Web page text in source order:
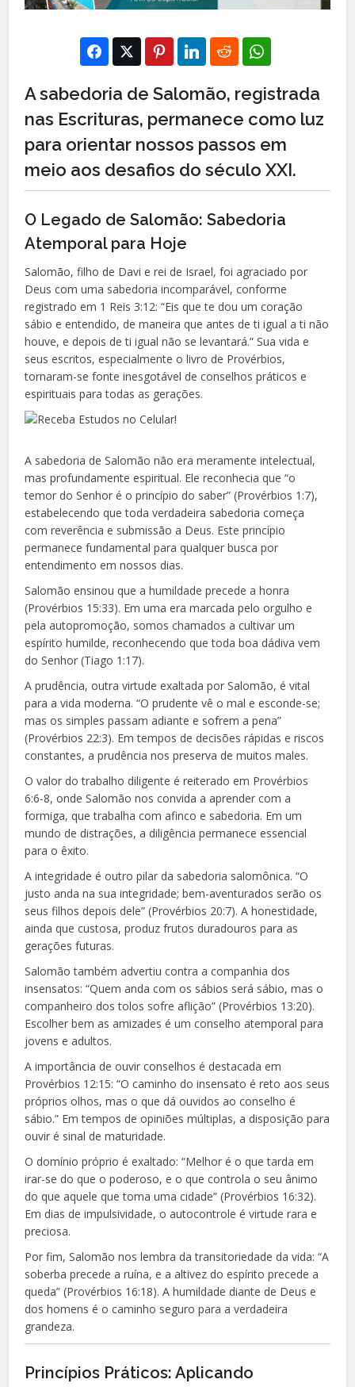
A sabedoria de Salomão, registrada
nas Escrituras, permanece como luz
para orientar nossos passos em
meio aos desafios do século XXI.
O Legado de Salomão: Sabedoria
Atemporal para Hoje
Salomão, filho de Davi e rei de Israel, foi agraciado por
Deus com uma sabedoria incomparável, conforme
registrado em 1 Reis 3:12: “Eis que te dou um coração
sábio e entendido, de maneira que antes de ti igual a ti não
houve, e depois de ti igual não se levantará.” Sua vida e
seus escritos, especialmente o livro de Provérbios,
tornaram-se fonte inesgotável de conselhos práticos e
espirituais para todas as gerações.
A sabedoria de Salomão não era meramente intelectual,
mas profundamente espiritual. Ele reconhecia que “o
temor do Senhor é o princípio do saber” (Provérbios 1:7),
estabelecendo que toda verdadeira sabedoria começa
com reverência e submissão a Deus. Este princípio
permanece fundamental para qualquer busca por
entendimento em nossos dias.
Salomão ensinou que a humildade precede a honra
(Provérbios 15:33). Em uma era marcada pelo orgulho e
pela autopromoção, somos chamados a cultivar um
espírito humilde, reconhecendo que toda boa dádiva vem
do Senhor (Tiago 1:17).
A prudência, outra virtude exaltada por Salomão, é vital
para a vida moderna. “O prudente vê o mal e esconde-se;
mas os simples passam adiante e sofrem a pena”
(Provérbios 22:3). Em tempos de decisões rápidas e riscos
constantes, a prudência nos preserva de muitos males.
O valor do trabalho diligente é reiterado em Provérbios
6:6-8, onde Salomão nos convida a aprender com a
formiga, que trabalha com afinco e sabedoria. Em um
mundo de distrações, a diligência permanece essencial
para o êxito.
A integridade é outro pilar da sabedoria salomônica. “O
justo anda na sua integridade; bem-aventurados serão os
seus filhos depois dele” (Provérbios 20:7). A honestidade,
ainda que custosa, produz frutos duradouros para as
gerações futuras.
Salomão também advertiu contra a companhia dos
insensatos: “Quem anda com os sábios será sábio, mas o
companheiro dos tolos sofre aflição” (Provérbios 13:20).
Escolher bem as amizades é um conselho atemporal para
jovens e adultos.
A importância de ouvir conselhos é destacada em
Provérbios 12:15: “O caminho do insensato é reto aos seus
próprios olhos, mas o que dá ouvidos ao conselho é
sábio.” Em tempos de opiniões múltiplas, a disposição para
ouvir é sinal de maturidade.
O domínio próprio é exaltado: “Melhor é o que tarda em
irar-se do que o poderoso, e o que controla o seu ânimo
do que aquele que toma uma cidade” (Provérbios 16:32).
Em dias de impulsividade, o autocontrole é virtude rara e
preciosa.
Por fim, Salomão nos lembra da transitoriedade da vida: “A
soberba precede a ruína, e a altivez do espírito precede a
queda” (Provérbios 16:18). A humildade diante de Deus e
dos homens é o caminho seguro para a verdadeira
grandeza.
Princípios Práticos: Aplicando